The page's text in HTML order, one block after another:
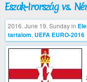
Észak-Írország vs.
2016. June 19. Sundayin
tartalom, UEFA EURO-2016